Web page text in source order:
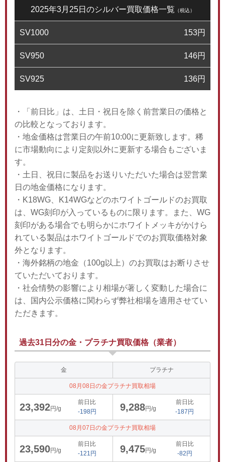
2025年3月25日のシルバー買取価格一覧 （税込）
SV1000 153円
SV950 146円
SV925 136円
・「前日比」は、土日・祝日を除く前営業日の価格と
の比較となっております。
・地金価格は営業日の午前10:00に更新致します。稀
に市場動向により定刻以外に更新する場合もございま
す。
・土日、祝日に製品をお送りいただいた場合は翌営業
日の地金価格になります。
・K18WG、K14WGなどのホワイトゴールドのお買取
は、WG刻印が入っているものに限ります。また、WG
刻印がある場合でも明らかにホワイトメッキがかけら
れている製品はホワイトゴールドでのお買取価格対象
外となります。
・海外銘柄の地金（100g以上）のお買取はお断りさせ
ていただいております。
・社会情勢の影響により相場が著しく変動した場合に
は、国内公示価格に関わらず弊社相場を適用させてい
ただきます。
過去31日分の金・プラチナ買取価格（業者）
金 プラチナ
08月08日の金プラチナ買取相場
23,392円/g
前日比
-198円
9,288円/g
前日比
-187円
08月07日の金プラチナ買取相場
23,590円/g
前日比
-121円
9,475円/g
前日比
-82円